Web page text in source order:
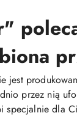
przez nią
specjalnie dla